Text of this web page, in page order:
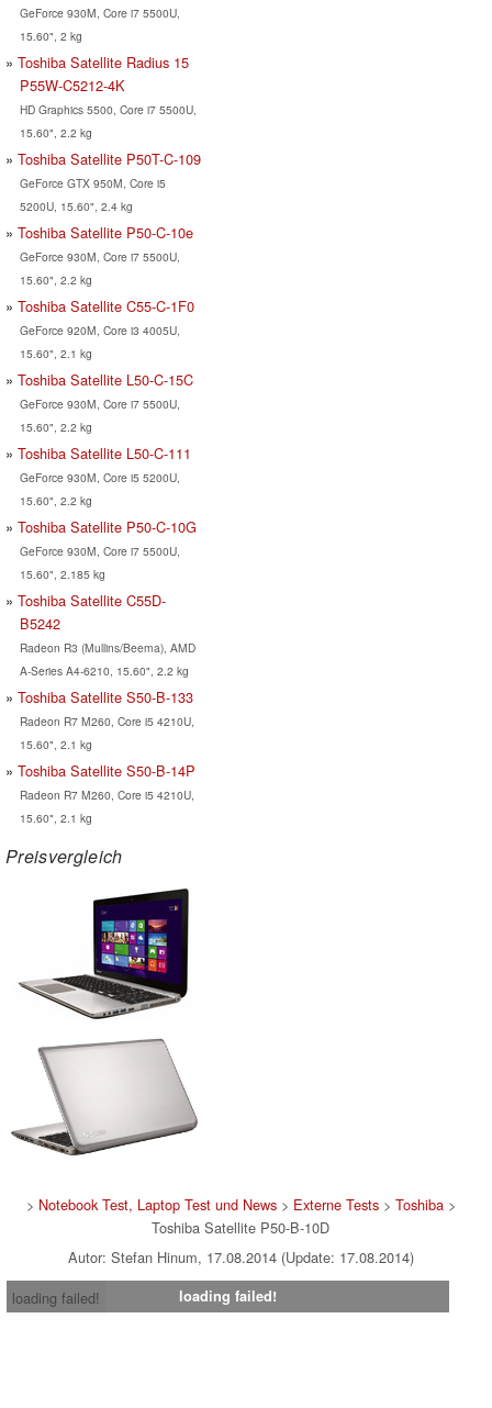
GeForce 930M, Core i7 5500U,
15.60", 2 kg
Toshiba Satellite Radius 15
P55W-C5212-4K
HD Graphics 5500, Core i7 5500U,
15.60", 2.2 kg
Toshiba Satellite P50T-C-109
GeForce GTX 950M, Core i5
5200U, 15.60", 2.4 kg
Toshiba Satellite P50-C-10e
GeForce 930M, Core i7 5500U,
15.60", 2.2 kg
Toshiba Satellite C55-C-1F0
GeForce 920M, Core i3 4005U,
15.60", 2.1 kg
Toshiba Satellite L50-C-15C
GeForce 930M, Core i7 5500U,
15.60", 2.2 kg
Toshiba Satellite L50-C-111
GeForce 930M, Core i5 5200U,
15.60", 2.2 kg
Toshiba Satellite P50-C-10G
GeForce 930M, Core i7 5500U,
15.60", 2.185 kg
Toshiba Satellite C55D-
B5242
Radeon R3 (Mullins/Beema), AMD
A-Series A4-6210, 15.60", 2.2 kg
Toshiba Satellite S50-B-133
Radeon R7 M260, Core i5 4210U,
15.60", 2.1 kg
Toshiba Satellite S50-B-14P
Radeon R7 M260, Core i5 4210U,
15.60", 2.1 kg
Preisvergleich
> Notebook Test, Laptop Test und News> Externe Tests> Toshiba>
Toshiba Satellite P50-B-10D
Autor: Stefan Hinum, 17.08.2014 (Update: 17.08.2014)
loading failed!
loading failed!